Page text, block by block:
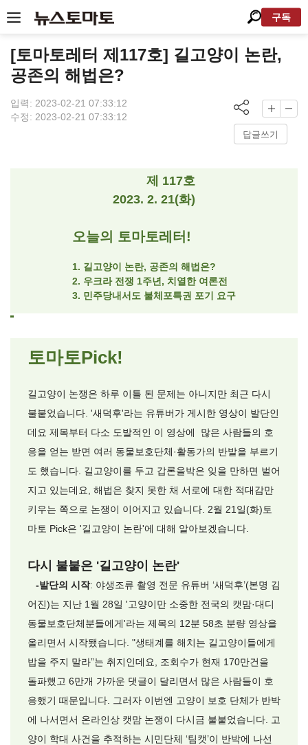
구독
[토마토레터 제117호] 길고양이 논란,
공존의 해법은?
입력: 2023-02-21 07:33:12
수정: 2023-02-21 07:33:12
답글쓰기
제 117호
2023. 2. 21(화)
오늘의 토마토레터!
1. 길고양이 논란, 공존의 해법은?
2. 우크라 전쟁 1주년, 치열한 여론전
3. 민주당내서도 불체포특권 포기 요구
토마토Pick!
길고양이 논쟁은 하루 이틀 된 문제는 아니지만 최근 다시
불붙었습니다. '새덕후'라는 유튜버가 게시한 영상이 발단인
데요 제목부터 다소 도발적인 이 영상에 많은 사람들의 호
응을 얻는 받면 여러 동물보호단체·활동가의 반발을 부르기
도 했습니다. 길고양이를 두고 갑론을박은 잊을 만하면 벌어
지고 있는데요, 해법은 찾지 못한 채 서로에 대한 적대감만
키우는 쪽으로 논쟁이 이어지고 있습니다. 2월 21일(화)토
마토 Pick은 '길고양이 논란'에 대해 알아보겠습니다.
다시 불붙은 '길고양이 논란'
-발단의 시작: 야생조류 촬영 전문 유튜버 ‘새덕후’(본명 김
어진)는 지난 1월 28일 '고양이만 소중한 전국의 캣맘·대디
동물보호단체분들에게'라는 제목의 12분 58초 분량 영상을
올리면서 시작됐습니다. "생태계를 해치는 길고양이들에게
밥을 주지 말라”는 취지인데요, 조회수가 현재 170만건을
돌파했고 6만개 가까운 댓글이 달리면서 많은 사람들이 호
응했기 때문입니다. 그러자 이번엔 고양이 보호 단체가 반박
에 나서면서 온라인상 캣맘 논쟁이 다시금 불붙었습니다. 고
양이 학대 사건을 추적하는 시민단체 ‘팀캣’이 반박에 나선